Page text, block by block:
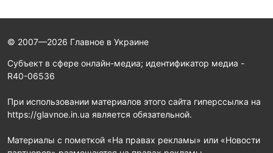
© 2007—2026 Главное в Украине
Субъект в сфере онлайн-медиа; идентификатор медиа -
R40-06536
При использовании материалов этого сайта гиперссылка на
https://glavnoe.in.ua является обязательной.
Материалы с пометкой «На правах рекламы» или «Новости